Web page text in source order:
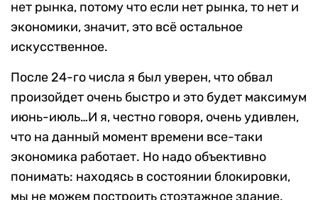
нет рынка, потому что если нет рынка, то нет и
экономики, значит, это всё остальное
искусственное.
После 24-го числа я был уверен, что обвал
произойдет очень быстро и это будет максимум
июнь-июль…И я, честно говоря, очень удивлен,
что на данный момент времени все-таки
экономика работает. Но надо объективно
понимать: находясь в состоянии блокировки,
мы не можем построить стоэтажное здание.